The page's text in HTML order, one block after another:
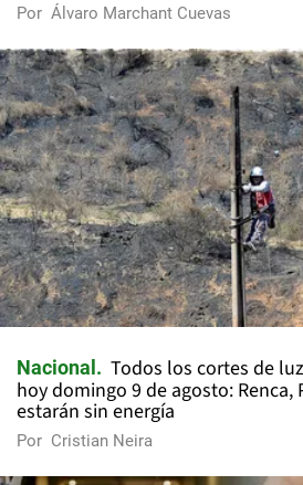
Por Álvaro Marchant Cuevas
Nacional
Todos los cortes de
hoy domingo 9 de agosto: Renca,
estarán sin energía
Por Cristian Neira